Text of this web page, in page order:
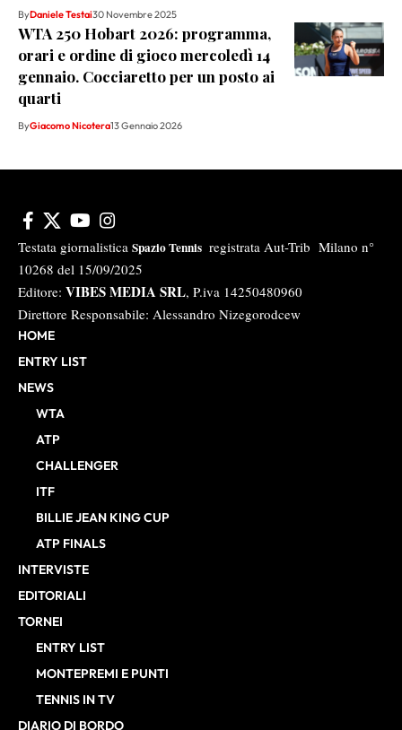
ByDaniele Testai30 Novembre 2025
WTA 250 Hobart 2026: programma,
orari e ordine di gioco mercoledì 14
gennaio. Cocciaretto per un posto ai
quarti
ByGiacomo Nicotera13 Gennaio 2026
Testata giornalistica Spazio Tennis registrata Aut-Trib Milano n°
10268 del 15/09/2025
Editore: VIBES MEDIA SRL, P.iva 14250480960
Direttore Responsabile: Alessandro Nizegorodcew
HOME
ENTRY LIST
NEWS
WTA
ATP
CHALLENGER
ITF
BILLIE JEAN KING CUP
ATP FINALS
INTERVISTE
EDITORIALI
TORNEI
ENTRY LIST
MONTEPREMI E PUNTI
TENNIS IN TV
DIARIO DI BORDO